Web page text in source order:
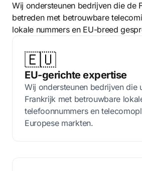
Wij ondersteunen bedrijven die de
betreden met betrouwbare
lokale nummers en EU-breed
🇪🇺
EU-gerichte expertise
Wij ondersteunen bedrijven die
Frankrijk met betrouwbare
telefoonnummers en
Europese markten.